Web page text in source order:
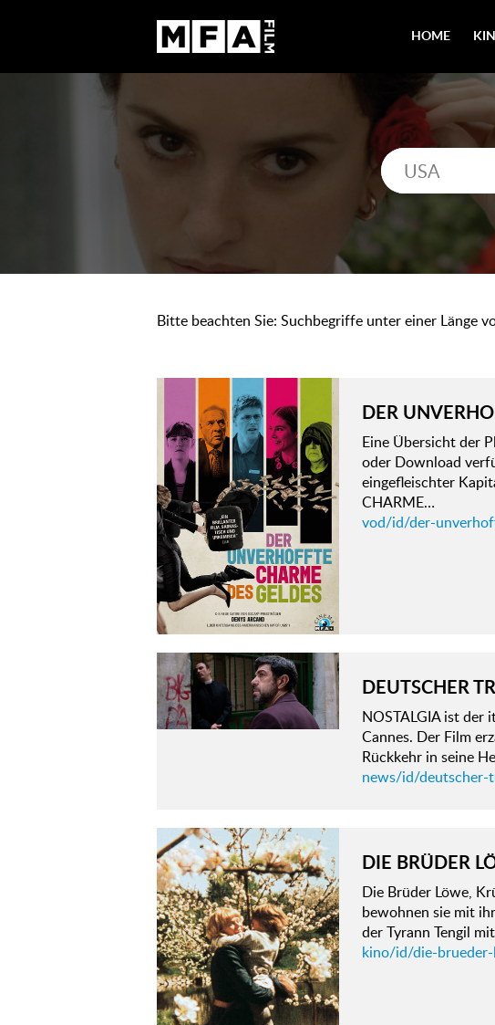
HOME
Bitte beachten Sie: Suchbegriffe unter einer Länge
DER
Eine Übersicht der
oder Download
eingefleischter
CHARME…
vod/id/der-
DEUTSCHER
NOSTALGIA ist
Cannes. Der Film
Rückkehr in seine
news/id/deutscher-
DIE BRÜDER
Die Brüder Löwe,
bewohnen sie mit
der Tyrann Tengil
kino/id/die-